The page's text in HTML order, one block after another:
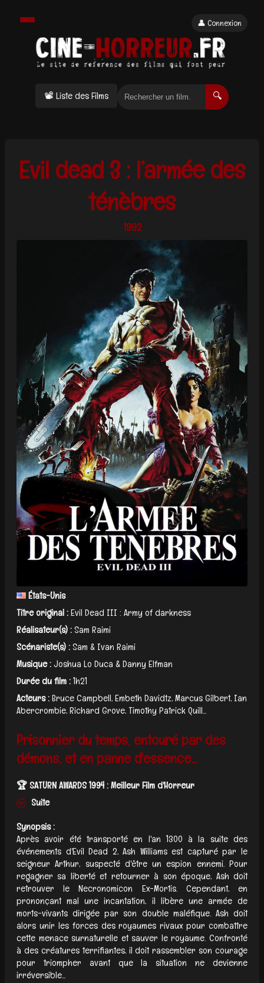
📽 Liste des Films 🔍
👤 Connexion
Evil dead 3 : l’armée des
ténèbres
1992
États-Unis
Titre original :Evil Dead III : Army of darkness
Réalisateur(s) :Sam Raimi
Scénariste(s) :Sam & Ivan Raimi
Musique :Joshua Lo Duca & Danny Elfman
Durée du film :1h21
Acteurs :Bruce Campbell, Embeth Davidtz, Marcus Gilbert, Ian
Abercrombie, Richard Grove, Timothy Patrick Quill​...
Prisonnier du temps, entouré par des
démons, et en panne d'essence...
🏆 SATURN AWARDS 1994 : Meilleur Film d'Horreur
Suite
Synopsis :
Après avoir été transporté en l'an 1300 à la suite des
événements d'Evil Dead 2, Ash Williams est capturé par le
seigneur Arthur, suspecté d'être un espion ennemi. Pour
regagner sa liberté et retourner à son époque, Ash doit
retrouver le Necronomicon Ex-Mortis. Cependant, en
prononçant mal une incantation, il libère une armée de
morts-vivants dirigée par son double maléfique. Ash doit
alors unir les forces des royaumes rivaux pour combattre
cette menace surnaturelle et sauver le royaume. Confronté
à des créatures terrifiantes, il doit rassembler son courage
pour triompher avant que la situation ne devienne
irréversible...